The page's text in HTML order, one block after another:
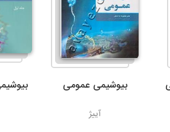
می‌شود.
3- پست پیشتاز و سفارشی
ساعت بعد از ثبت سفارش می باشد.
بیوشیمی عمومی
آییژ